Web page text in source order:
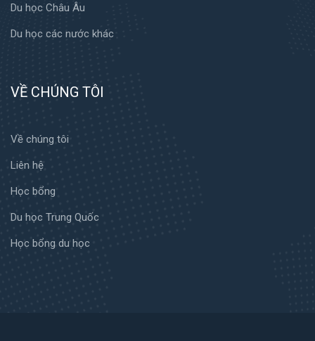
Du học Châu Âu
Du học các nước khác
VỀ CHÚNG TÔI
Về chúng tôi
Liên hệ
Học bổng
Du học Trung Quốc
Học bổng du học